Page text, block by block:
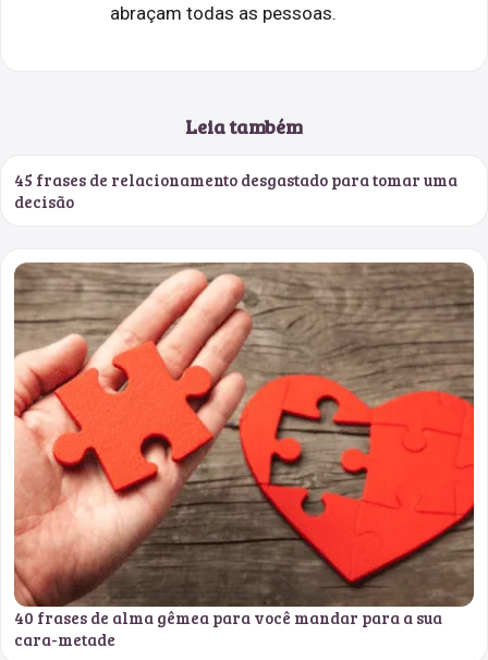
abraçam todas as pessoas.
Leia também
45 frases de relacionamento desgastado para tomar uma
decisão
40 frases de alma gêmea para você mandar para a sua
cara-metade